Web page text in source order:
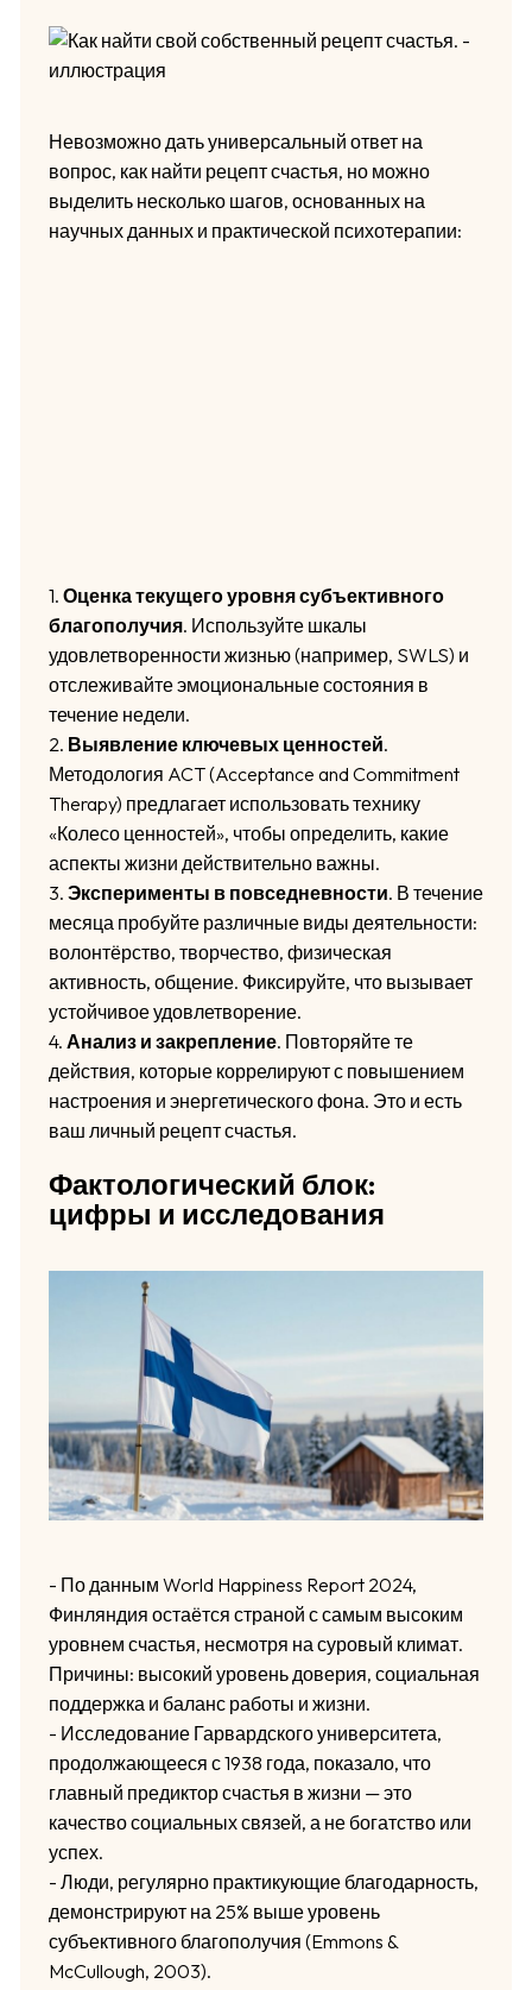
Невозможно дать универсальный ответ на
вопрос, как найти рецепт счастья, но можно
выделить несколько шагов, основанных на
научных данных и практической психотерапии:
1. Оценка текущего уровня субъективного
благополучия. Используйте шкалы
удовлетворенности жизнью (например, SWLS) и
отслеживайте эмоциональные состояния в
течение недели.
2. Выявление ключевых ценностей.
Методология ACT (Acceptance and Commitment
Therapy) предлагает использовать технику
«Колесо ценностей», чтобы определить, какие
аспекты жизни действительно важны.
3. Эксперименты в повседневности. В течение
месяца пробуйте различные виды деятельности:
волонтёрство, творчество, физическая
активность, общение. Фиксируйте, что вызывает
устойчивое удовлетворение.
4. Анализ и закрепление. Повторяйте те
действия, которые коррелируют с повышением
настроения и энергетического фона. Это и есть
ваш личный рецепт счастья.
Фактологический блок:
цифры и исследования
- По данным World Happiness Report 2024,
Финляндия остаётся страной с самым высоким
уровнем счастья, несмотря на суровый климат.
Причины: высокий уровень доверия, социальная
поддержка и баланс работы и жизни.
- Исследование Гарвардского университета,
продолжающееся с 1938 года, показало, что
главный предиктор счастья в жизни — это
качество социальных связей, а не богатство или
успех.
- Люди, регулярно практикующие благодарность,
демонстрируют на 25% выше уровень
субъективного благополучия (Emmons &
McCullough, 2003).